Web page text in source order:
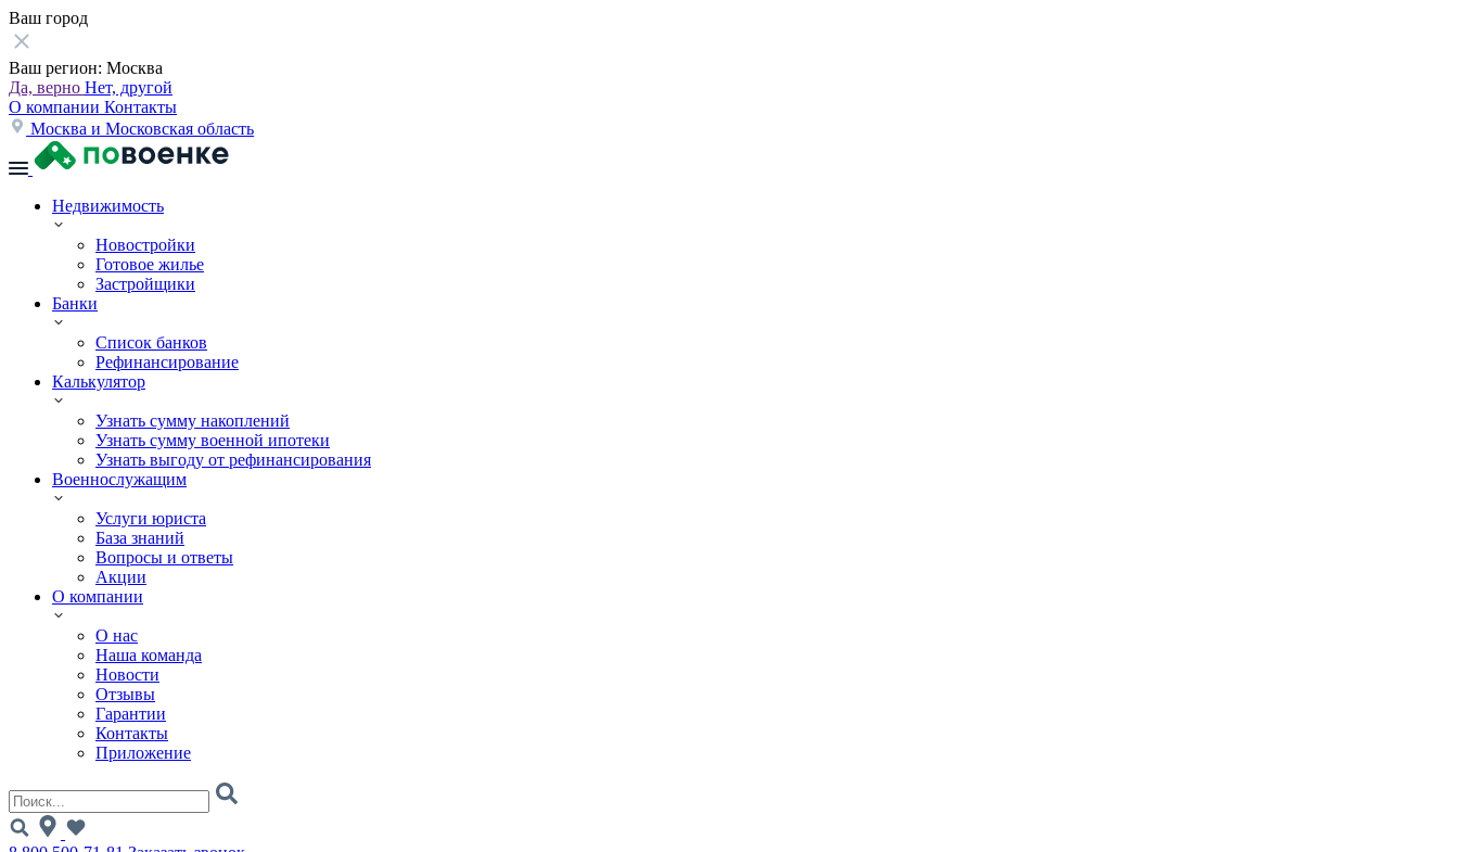
Ваш город
Ваш регион: Москва
Да, верно Нет, другой
О компании Контакты
Москва и Московская область
Недвижимость
Новостройки
Готовое жилье
Застройщики
Банки
Список банков
Рефинансирование
Калькулятор
Узнать сумму накоплений
Узнать сумму военной ипотеки
Узнать выгоду от рефинансирования
Военнослужащим
Услуги юриста
База знаний
Вопросы и ответы
Акции
О компании
О нас
Наша команда
Новости
Отзывы
Гарантии
Контакты
Приложение